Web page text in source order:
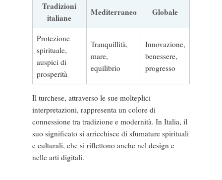
Tradizioni
italiane
Mediterraneo Globale
Protezione
spirituale,
auspici di
prosperità
Tranquillità,
mare,
equilibrio
Innovazione,
benessere,
progresso
Il turchese, attraverso le sue molteplici
interpretazioni, rappresenta un colore di
connessione tra tradizione e modernità. In Italia, il
suo significato si arricchisce di sfumature spirituali
e culturali, che si riflettono anche nel design e
nelle arti digitali.